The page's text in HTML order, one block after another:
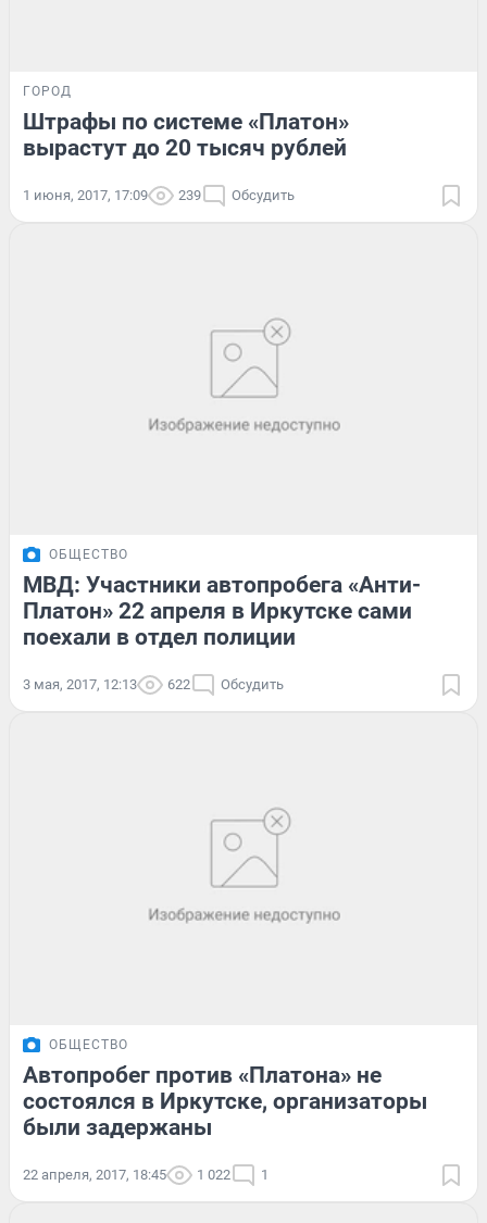
ГОРОД
Штрафы по системе «Платон»
вырастут до 20 тысяч рублей
1 июня, 2017, 17:09 239 Обсудить
ОБЩЕСТВО
МВД: Участники автопробега «Анти-
Платон» 22 апреля в Иркутске сами
поехали в отдел полиции
3 мая, 2017, 12:13 622 Обсудить
ОБЩЕСТВО
Автопробег против «Платона» не
состоялся в Иркутске, организаторы
были задержаны
22 апреля, 2017, 18:45 1 022 1